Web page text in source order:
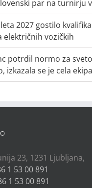
par na turnirju
2027 gostilo
električnih vozičkih
potrdil normo za
izkazala se je cela ekipa
23, 1231 Ljubljana,
1 53 00 891
1 53 00 891